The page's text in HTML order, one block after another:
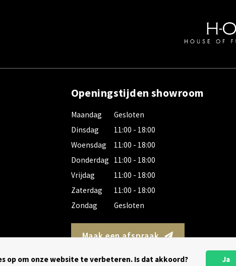
Openingstijden showroom
Maandag
Dinsdag
Woensdag
Donderdag
Vrijdag
Zaterdag
Zondag
Gesloten
11:00 - 18:00
11:00 - 18:00
11:00 - 18:00
11:00 - 18:00
11:00 - 18:00
Gesloten
Maak een afspraak
op om onze website te verbeteren. Is dat akkoord? Ja